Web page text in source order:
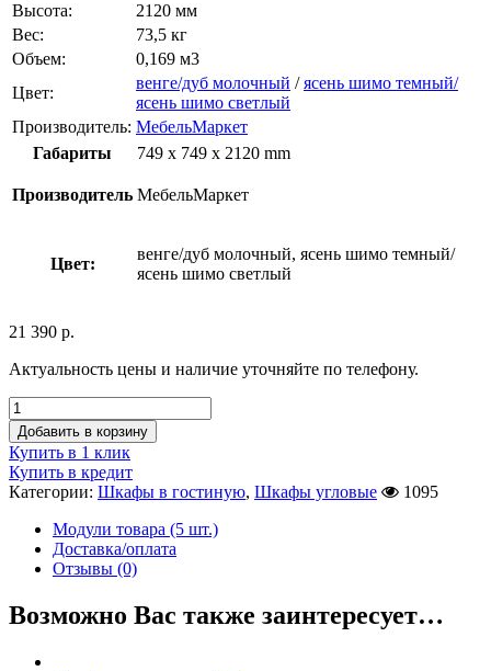
Высота:
2120 мм
Вес:
73,5 кг
Объем:
0,169 м3
Цвет:
венге/дуб молочный /ясень шимо темный/
ясень шимо светлый
Производитель: МебельМаркет
Габариты
749 x 749 x 2120 mm
Производитель МебельМаркет
Цвет:
венге/дуб молочный, ясень шимо темный/
ясень шимо светлый
21 390 р.
Актуальность цены и наличие уточняйте по телефону.
Добавить в корзину
Купить в 1 клик
Купить в кредит
Категории: Шкафы в гостиную, Шкафы угловые
1095
Модули товара (5 шт.)
Доставка/оплата
Отзывы (0)
Возможно Вас также заинтересует…